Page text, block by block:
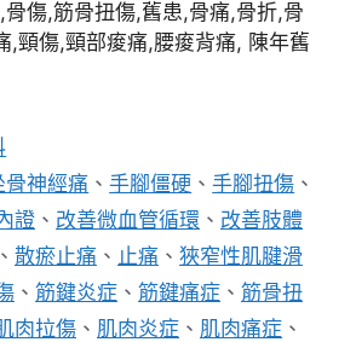
傷,筋骨扭傷,舊患,骨痛,骨折,骨
,頸傷,頸部痠痛,腰痠背痛, 陳年舊
骨神經痛 、手腳僵硬 、手腳扭傷 、
證 、 改善微血管循環 、 改善肢體
、 散瘀止痛 、 止痛 、 狹窄性肌腱滑
、 筋鍵炎症 、 筋鍵痛症 、 筋骨扭
肉拉傷 、 肌肉炎症 、 肌肉痛症 、